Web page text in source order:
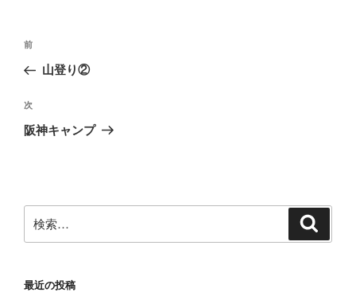
投
ナ
ビ
ゲ
ン
前
の
稿
前
山登り②
次
の
次
阪神キャンプ
索:
最近の投稿